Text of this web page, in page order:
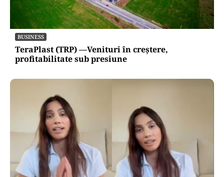
BUSINESS
TeraPlast (TRP) —Venituri în creștere,
profitabilitate sub presiune